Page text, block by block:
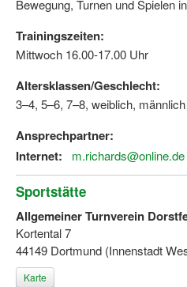
Bewegung, Turnen und Spielen
Trainingszeiten:
Mittwoch 16.00-17.00 Uhr
Altersklassen/Geschlecht:
3–4, 5–6, 7–8, weiblich, männlich
Ansprechpartner:
Internet:
m.richards@online.de
Sportstätte
Allgemeiner Turnverein
Kortental 7
44149 Dortmund (Innenstadt
Karte